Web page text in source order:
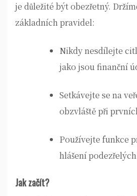
je důležité být obezřetný.
základních pravidel:
Nikdy nesdílejte
jako jsou finanční
Setkávejte se na
obzvláště při
Používejte funkce
hlášení
Jak začít?